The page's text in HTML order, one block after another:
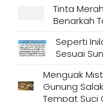
Tinta
Benarkah
Seperti
Sesuai
Menguak
Gunung
Tempat Suci